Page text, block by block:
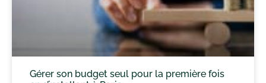
Gérer son budget seul pour la première fois